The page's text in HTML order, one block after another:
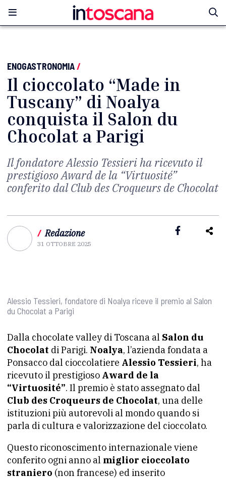
ENOGASTRONOMIA/
Il cioccolato “Made in
Tuscany” di Noalya
conquista il Salon du
Chocolat a Parigi
Il fondatore Alessio Tessieri ha ricevuto il
prestigioso Award de la “Virtuosité”
conferito dal Club des Croqueurs de Chocolat
/ Redazione
31 OTTOBRE 2025
Alessio Tessieri, fondatore di Noalya riceve il premio al Salon
du Chocolat a Parigi
Dalla chocolate valley di Toscana al Salon du
Chocolat di Parigi. Noalya, l’azienda fondata a
Ponsacco dal cioccolatiere Alessio Tessieri, ha
ricevuto il prestigioso Award de la
“Virtuosité”. Il premio è stato assegnato dal
Club des Croqueurs de Chocolat, una delle
istituzioni più autorevoli al mondo quando si
parla di cultura e valorizzazione del cioccolato.
Questo riconoscimento internazionale viene
conferito ogni anno al miglior cioccolato
straniero (non francese) ed inserito